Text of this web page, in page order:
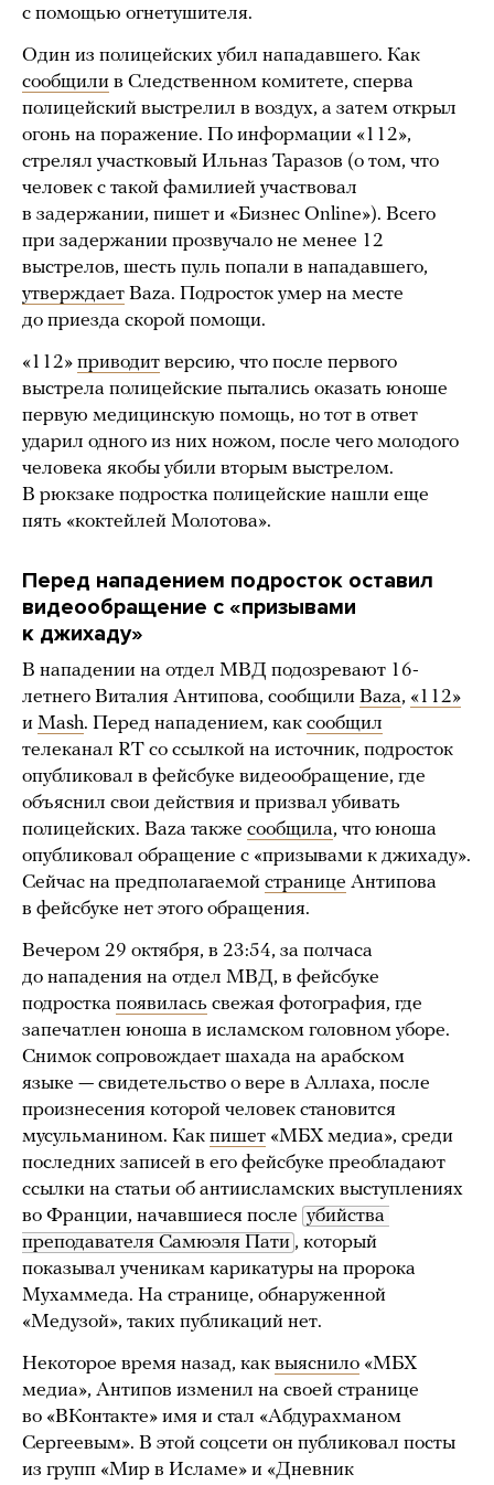
с помощью огнетушителя.
Один из полицейских убил нападавшего. Как
сообщили в Следственном комитете, сперва
полицейский выстрелил в воздух, а затем открыл
огонь на поражение. По информации «112»,
стрелял участковый Ильназ Таразов (о том, что
человек с такой фамилией участвовал
в задержании, пишет и «Бизнес Online»). Всего
при задержании прозвучало не менее 12
выстрелов, шесть пуль попали в нападавшего,
утверждает Baza. Подросток умер на месте
до приезда скорой помощи.
«112» приводит версию, что после первого
выстрела полицейские пытались оказать юноше
первую медицинскую помощь, но тот в ответ
ударил одного из них ножом, после чего молодого
человека якобы убили вторым выстрелом.
В рюкзаке подростка полицейские нашли еще
пять «коктейлей Молотова».
Перед нападением подросток оставил
видеообращение с «призывами
к джихаду»
В нападении на отдел МВД подозревают 16-
летнего Виталия Антипова, сообщили Baza, «112»
и Mash. Перед нападением, как сообщил
телеканал RT со ссылкой на источник, подросток
опубликовал в фейсбуке видеообращение, где
объяснил свои действия и призвал убивать
полицейских. Baza также сообщила, что юноша
опубликовал обращение с «призывами к джихаду».
Сейчас на предполагаемой странице Антипова
в фейсбуке нет этого обращения.
Вечером 29 октября, в 23:54, за полчаса
до нападения на отдел МВД, в фейсбуке
подростка появилась свежая фотография, где
запечатлен юноша в исламском головном уборе.
Снимок сопровождает шахада на арабском
языке — свидетельство о вере в Аллаха, после
произнесения которой человек становится
мусульманином. Как пишет «МБХ медиа», среди
последних записей в его фейсбуке преобладают
ссылки на статьи об антиисламских выступлениях
во Франции, начавшиеся после убийства
преподавателя Самюэля Пати , который
показывал ученикам карикатуры на пророка
Мухаммеда. На странице, обнаруженной
«Медузой», таких публикаций нет.
Некоторое время назад, как выяснило «МБХ
медиа», Антипов изменил на своей странице
во «ВКонтакте» имя и стал «Абдурахманом
Сергеевым». В этой соцсети он публиковал посты
из групп «Мир в Исламе» и «Дневник